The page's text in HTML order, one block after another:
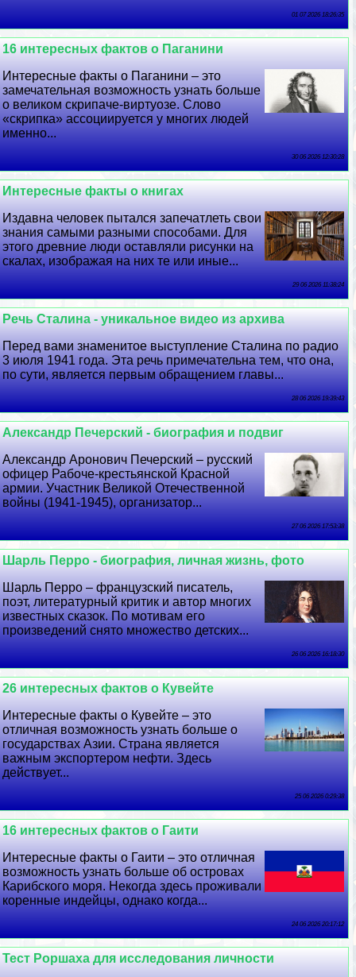
01 07 2026 18:26:35
16 интересных фактов о Паганини
Интересные факты о Паганини – это
замечательная возможность узнать больше
о великом скрипаче-виртуозе. Слово
«скрипка» ассоциируется у многих людей
именно...
30 06 2026 12:30:28
Интересные факты о книгах
Издавна человек пытался запечатлеть свои
знания самыми разными способами. Для
этого древние люди оставляли рисунки на
скалах, изображая на них те или иные...
29 06 2026 11:38:24
Речь Сталина - уникальное видео из архива
Перед вами знаменитое выступление Сталина по радио
3 июля 1941 года. Эта речь примечательна тем, что она,
по сути, является первым обращением главы...
28 06 2026 19:39:43
Александр Печерский - биография и подвиг
Александр Аронович Печерский – русский
офицер Рабоче-крестьянской Красной
армии. Участник Великой Отечественной
войны (1941-1945), организатор...
27 06 2026 17:53:38
Шарль Перро - биография, личная жизнь, фото
Шарль Перро – французский писатель,
поэт, литературный критик и автор многих
известных сказок. По мотивам его
произведений снято множество детских...
26 06 2026 16:18:30
26 интересных фактов о Кувейте
Интересные факты о Кувейте – это
отличная возможность узнать больше о
государствах Азии. Страна является
важным экспортером нефти. Здесь
действует...
25 06 2026 0:29:38
16 интересных фактов о Гаити
Интересные факты о Гаити – это отличная
возможность узнать больше об островах
Карибского моря. Некогда здесь проживали
коренные индейцы, однако когда...
24 06 2026 20:17:12
Тест Роршаха для исследования личности